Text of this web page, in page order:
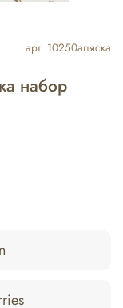
арт. 10250аляска
набор